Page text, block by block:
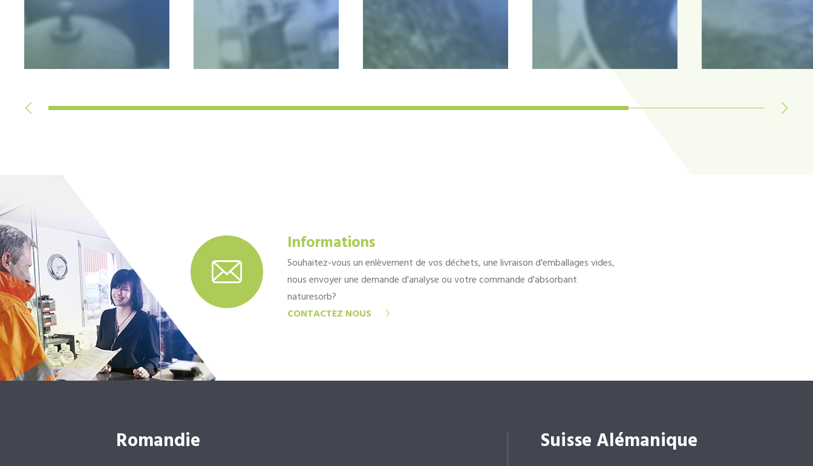
Informations
Souhaitez-vous un enlèvement de vos déchets, une livraison d'emballages vides,
nous envoyer une demande d'analyse ou votre commande d'absorbant
naturesorb?
CONTACTEZ NOUS
Romandie Suisse Alémanique